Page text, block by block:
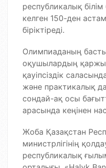
республикалық
келген 150-ден
біріктіреді.
Олимпиаданың
оқушылардың
қауіпсіздік
және практикалық
сондай-ақ осы
арасында кеңінен
Жоба Қазақстан
министрлігінің
республикалық